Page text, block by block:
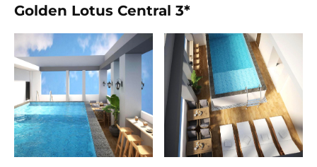
Golden Lotus Central 3*